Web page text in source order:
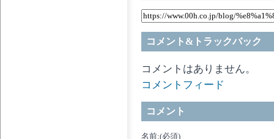
コメント&トラックバック
コメントはありません。
コメントフィード
コメント
名前:(必須)